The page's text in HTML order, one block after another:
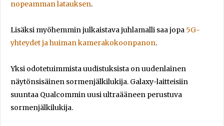
nopeamman latauksen.
Lisäksi myöhemmin julkaistava juhlamalli saa jopa 5G-
yhteydet ja huiman kamerakokoonpanon.
Yksi odotetuimmista uudistuksista on uudenlainen
näytönsisäinen sormenjälkilukija. Galaxy-laitteisiin
suuntaa Qualcommin uusi ultraääneen perustuva
sormenjälkilukija.